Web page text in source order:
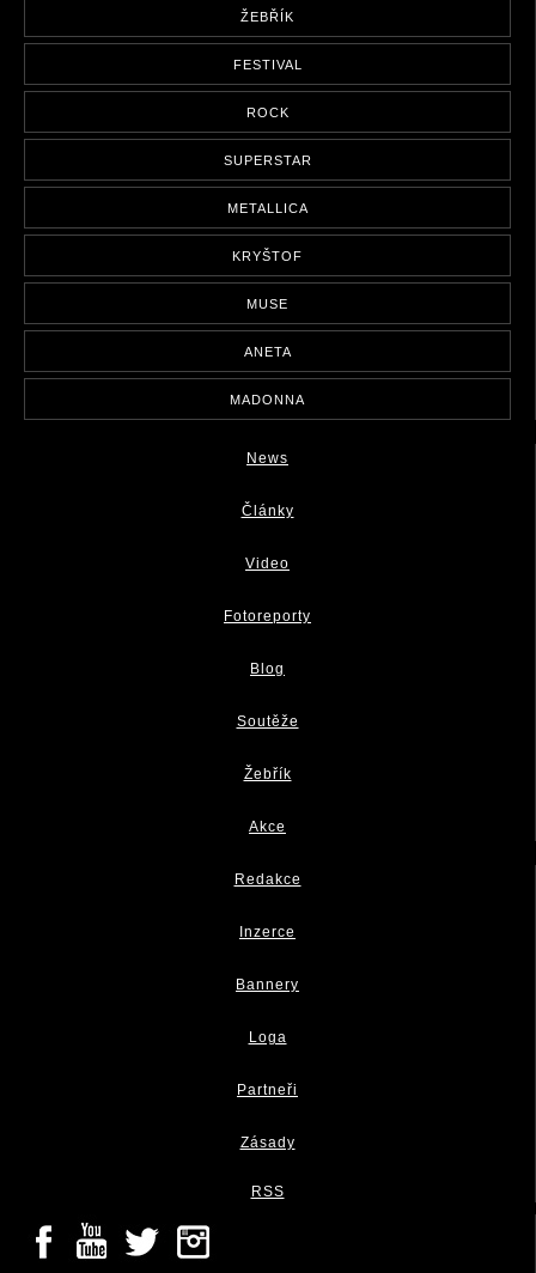
ŽEBŘÍK
FESTIVAL
ROCK
SUPERSTAR
METALLICA
KRYŠTOF
MUSE
ANETA
MADONNA
News
Články
Video
Fotoreporty
Blog
Soutěže
Žebřík
Akce
Redakce
Inzerce
Bannery
Loga
Partneři
Zásady
RSS